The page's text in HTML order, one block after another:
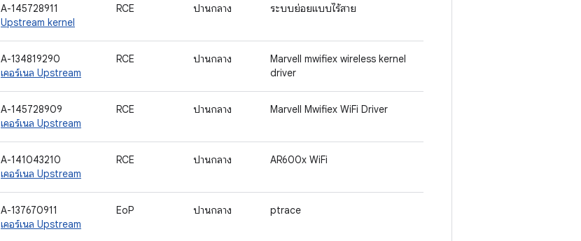
A-145728911
Upstream kernel
RCE ปานกลาง ระบบย่อยแบบไร้สาย
A-134819290
เคอร์เนล Upstream
RCE ปานกลาง
Marvell mwifiex wireless kernel
driver
A-145728909
เคอร์เนล Upstream
RCE ปานกลาง Marvell Mwifiex WiFi Driver
A-141043210
เคอร์เนล Upstream
RCE ปานกลาง AR600x WiFi
A-137670911
เคอร์เนล Upstream
EoP ปานกลาง ptrace